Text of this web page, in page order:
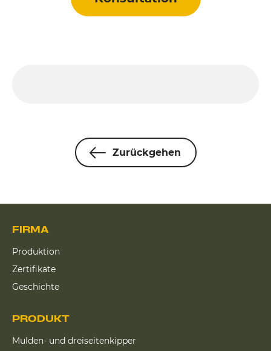
Zurückgehen
FIRMA
Produktion
Zertifikate
Geschichte
PRODUKT
Mulden- und dreiseitenkipper